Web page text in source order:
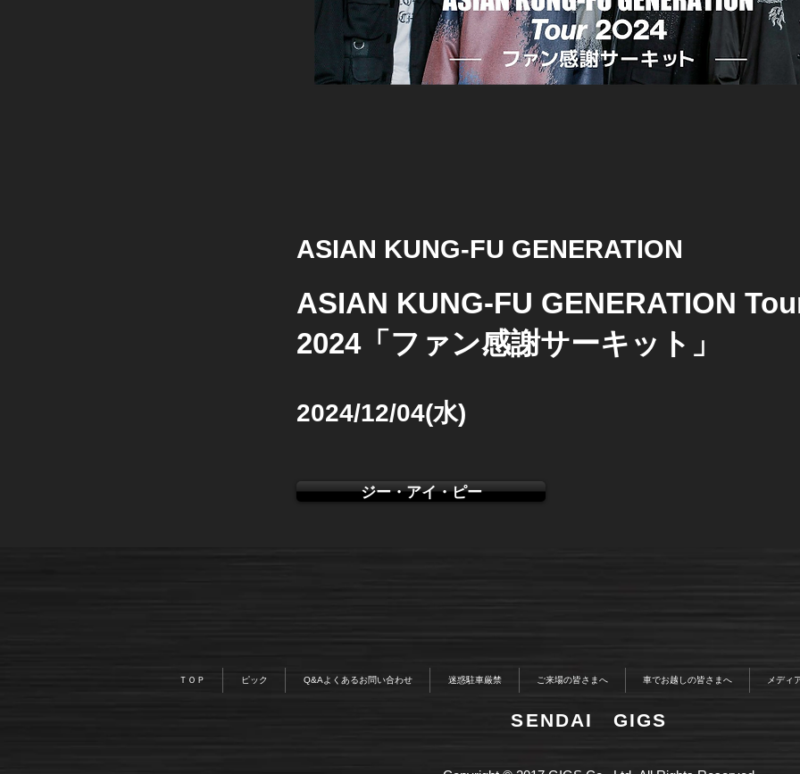
ASIAN KUNG-FU GENERATION
ASIAN KUNG-FU GENERATION
2024「ファン感謝サーキット」
2024/12/04(水)
ジー・アイ・ピー
ＴＯＰ ピック Q&Aよくあるお問い合わせ 迷惑駐車厳禁 ご来場の皆さまへ 車でお越しの皆さまへ メディ
​SENDAI GIGS